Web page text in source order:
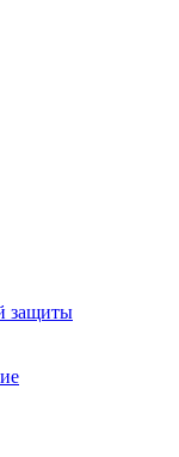
защиты